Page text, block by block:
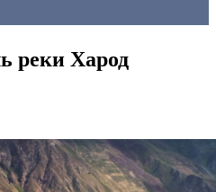
реки Харод